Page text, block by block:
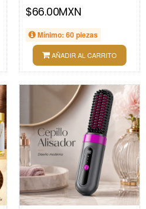
$66.00MXN
Mínimo: 60 piezas
AÑADIR AL CARRITO